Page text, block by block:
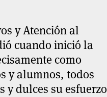
y Atención al
cuando inició la
como
y alumnos, todos
y dulces su esfuerzo